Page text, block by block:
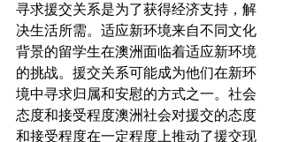
寻求援交关系是为了获得经济支持，解
决生活所需。适应新环境来自不同文化
背景的留学生在澳洲面临着适应新环境
的挑战。援交关系可能成为他们在新环
境中寻求归属和安慰的方式之一。社会
态度和接受程度澳洲社会对援交的态度
和接受程度在一定程度上推动了援交现